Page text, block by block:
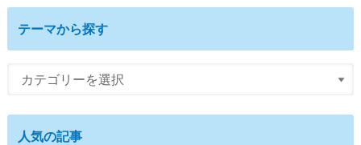
テーマから探す
人気の記事